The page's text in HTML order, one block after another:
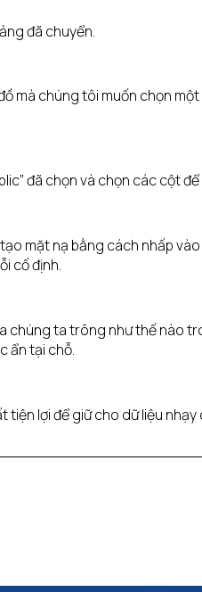
đã chuyển.
mà chúng tôi muốn chọn
đã chọn và chọn các cột
mặt nạ bằng cách nhấp
cố định.
chúng ta trông như thế nào
ẩn tại chỗ.
lợi để giữ cho dữ liệu